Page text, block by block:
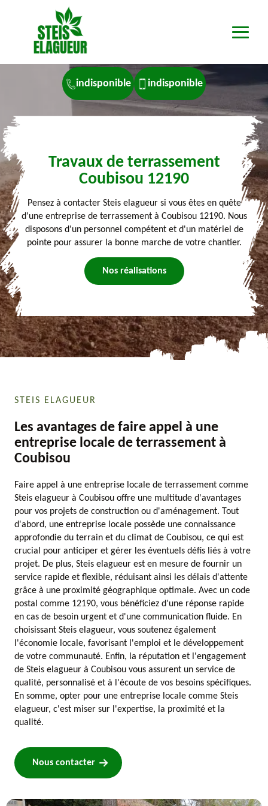
indisponible indisponible
Travaux de terrassement
Coubisou 12190
Pensez à contacter Steis elagueur si vous êtes en quête
d'une entreprise de terrassement à Coubisou 12190. Nous
disposons d'un personnel compétent et d'un matériel de
pointe pour assurer la bonne marche de votre chantier.
Nos réalisations
STEIS ELAGUEUR
Les avantages de faire appel à une
entreprise locale de terrassement à
Coubisou
Faire appel à une entreprise locale de terrassement comme
Steis elagueur à Coubisou offre une multitude d'avantages
pour vos projets de construction ou d'aménagement. Tout
d'abord, une entreprise locale possède une connaissance
approfondie du terrain et du climat de Coubisou, ce qui est
crucial pour anticiper et gérer les éventuels défis liés à votre
projet. De plus, Steis elagueur est en mesure de fournir un
service rapide et flexible, réduisant ainsi les délais d'attente
grâce à une proximité géographique optimale. Avec un code
postal comme 12190, vous bénéficiez d'une réponse rapide
en cas de besoin urgent et d'une communication fluide. En
choisissant Steis elagueur, vous soutenez également
l'économie locale, favorisant l'emploi et le développement
de votre communauté. Enfin, la réputation et l'engagement
de Steis elagueur à Coubisou vous assurent un service de
qualité, personnalisé et à l'écoute de vos besoins spécifiques.
En somme, opter pour une entreprise locale comme Steis
elagueur, c'est miser sur l'expertise, la proximité et la
qualité.
Nous contacter